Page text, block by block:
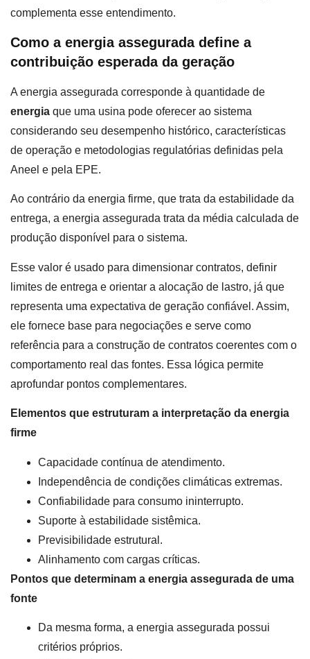
complementa esse entendimento.
Como a energia assegurada define a
contribuição esperada da geração
A energia assegurada corresponde à quantidade de
energia que uma usina pode oferecer ao sistema
considerando seu desempenho histórico, características
de operação e metodologias regulatórias definidas pela
Aneel e pela EPE.
Ao contrário da energia firme, que trata da estabilidade da
entrega, a energia assegurada trata da média calculada de
produção disponível para o sistema.
Esse valor é usado para dimensionar contratos, definir
limites de entrega e orientar a alocação de lastro, já que
representa uma expectativa de geração confiável. Assim,
ele fornece base para negociações e serve como
referência para a construção de contratos coerentes com o
comportamento real das fontes. Essa lógica permite
aprofundar pontos complementares.
Elementos que estruturam a interpretação da energia
firme
Capacidade contínua de atendimento.
Independência de condições climáticas extremas.
Confiabilidade para consumo ininterrupto.
Suporte à estabilidade sistêmica.
Previsibilidade estrutural.
Alinhamento com cargas críticas.
Pontos que determinam a energia assegurada de uma
fonte
Da mesma forma, a energia assegurada possui
critérios próprios.